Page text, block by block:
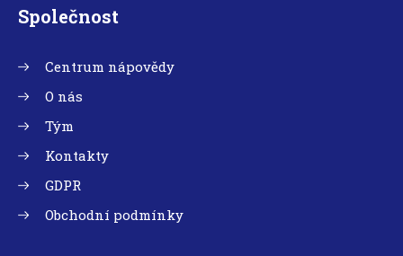
Společnost
Centrum nápovědy
O nás
Tým
Kontakty
GDPR
Obchodní podmínky